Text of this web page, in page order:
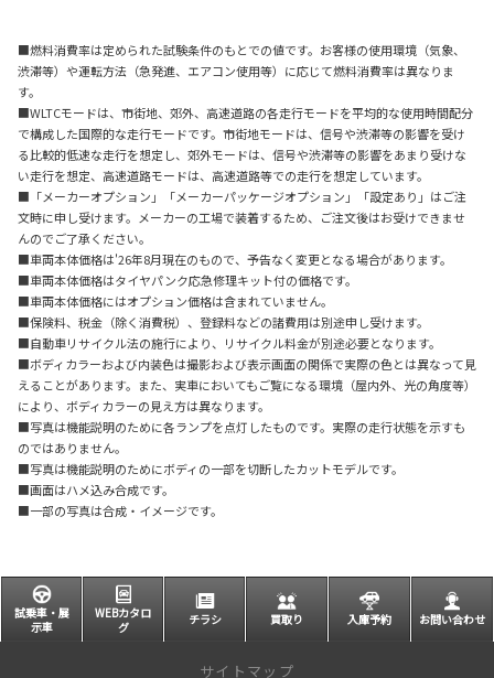
■燃料消費率は定められた試験条件のもとでの値です。お客様の使用環境（気象、
渋滞等）や運転方法（急発進、エアコン使用等）に応じて燃料消費率は異なりま
す。
■WLTCモードは、市街地、郊外、高速道路の各走行モードを平均的な使用時間配分
で構成した国際的な走行モードです。市街地モードは、信号や渋滞等の影響を受け
る比較的低速な走行を想定し、郊外モードは、信号や渋滞等の影響をあまり受けな
い走行を想定、高速道路モードは、高速道路等での走行を想定しています。
■「メーカーオプション」「メーカーパッケージオプション」「設定あり」はご注
文時に申し受けます。メーカーの工場で装着するため、ご注文後はお受けできませ
んのでご了承ください。
■車両本体価格は'26年8月現在のもので、予告なく変更となる場合があります。
■車両本体価格はタイヤパンク応急修理キット付の価格です。
■車両本体価格にはオプション価格は含まれていません。
■保険料、税金（除く消費税）、登録料などの諸費用は別途申し受けます。
■自動車リサイクル法の施行により、リサイクル料金が別途必要となります。
■ボディカラーおよび内装色は撮影および表示画面の関係で実際の色とは異なって見
えることがあります。また、実車においてもご覧になる環境（屋内外、光の角度等）
により、ボディカラーの見え方は異なります。
■写真は機能説明のために各ランプを点灯したものです。実際の走行状態を示すも
のではありません。
■写真は機能説明のためにボディの一部を切断したカットモデルです。
■画面はハメ込み合成です。
■一部の写真は合成・イメージです。
試乗車・展
示車
WEBカタロ
グ
チラシ 買取り 入庫予約 お問い合わせ
サイトマップ